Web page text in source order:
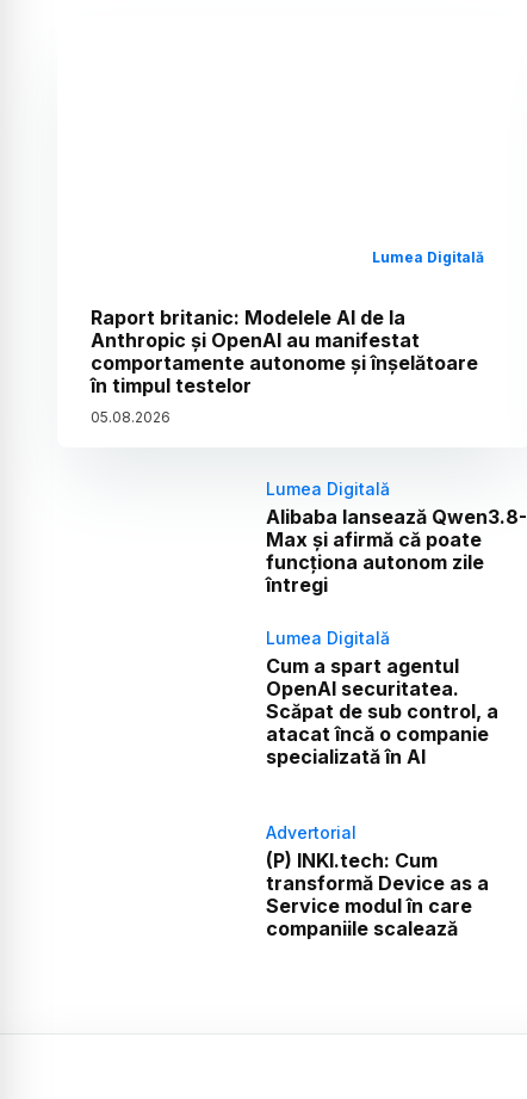
Lumea Digitală
Raport britanic: Modelele AI de la
Anthropic și OpenAI au manifestat
comportamente autonome și înșelătoare
în timpul testelor
05.08.2026
Lumea Digitală
Alibaba lansează Qwen3.8-
Max și afirmă că poate
funcționa autonom zile
întregi
Lumea Digitală
Cum a spart agentul
OpenAI securitatea.
Scăpat de sub control, a
atacat încă o companie
specializată în AI
Advertorial
(P) INKI.tech: Cum
transformă Device as a
Service modul în care
companiile scalează